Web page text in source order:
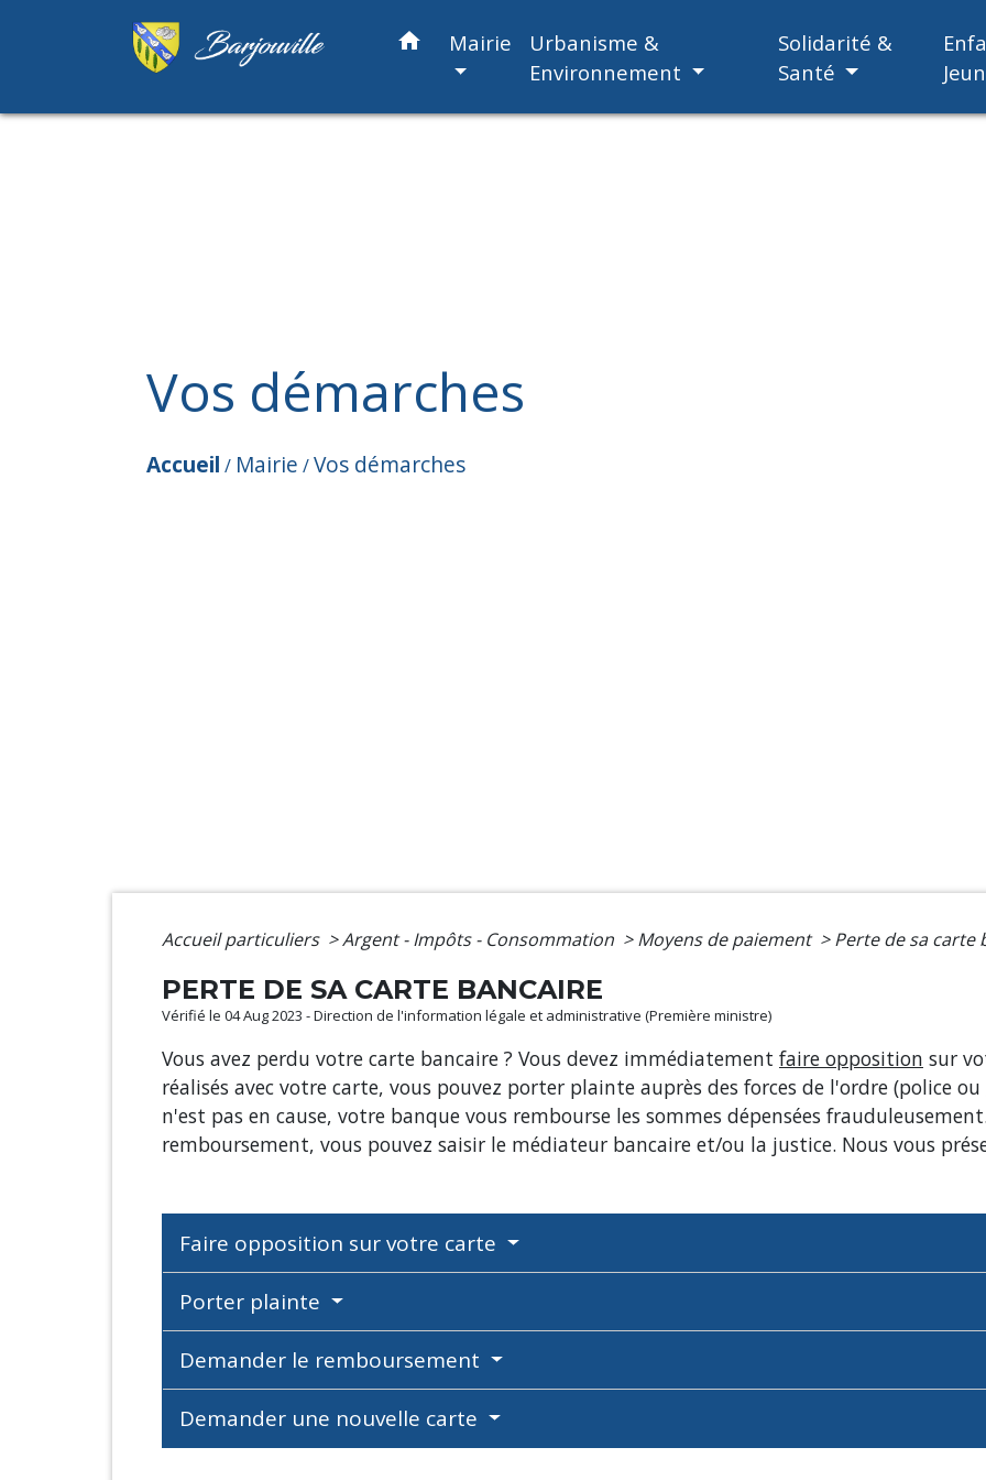
home Mairie
Urbanisme &
Environnement
Solidarité &
Santé
Vos démarches
Accueil / Mairie /Vos démarches
Accueil particuliers >Argent - Impôts - Consommation > Moyens de paiement > Perte de sa carte
PERTE DE SA CARTE BANCAIRE
Vérifié le 04 Aug 2023 - Direction de l'information légale et administrative (Première ministre)
Vous avez perdu votre carte bancaire ? Vous devez immédiatement faire opposition sur
réalisés avec votre carte, vous pouvez porter plainte auprès des forces de l'ordre (police
n'est pas en cause, votre banque vous rembourse les sommes dépensées
remboursement, vous pouvez saisir le médiateur bancaire et/ou la justice. Nous vous
Faire opposition sur votre carte
Porter plainte
Demander le remboursement
Demander une nouvelle carte